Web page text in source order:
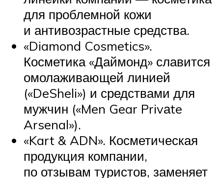
для проблемной кожи
и антивозрастные средства.
«Diamond Cosmetics».
Косметика «Даймонд» славится
омолаживающей линией
(«DeSheli») и средствами для
мужчин («Men Gear Privаte
Arsenal»).
«Kart & ADN». Косметическая
продукция компании,
по отзывам туристов, заменяет